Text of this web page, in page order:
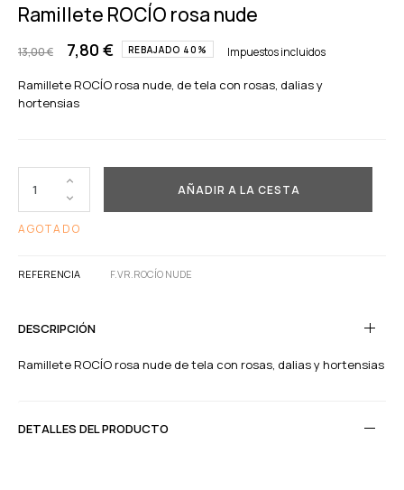
Ramillete ROCÍO rosa nude
13,00 € 7,80 € REBAJADO 40% Impuestos incluidos
Ramillete ROCÍO rosa nude, de tela con rosas, dalias y
hortensias
AÑADIR A LA CESTA
AGOTADO
REFERENCIA F.VR.ROCÍO NUDE
DESCRIPCIÓN
Ramillete ROCÍO rosa nude de tela con rosas, dalias y hortensias
DETALLES DEL PRODUCTO